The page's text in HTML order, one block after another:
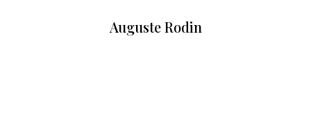
Auguste Rodin